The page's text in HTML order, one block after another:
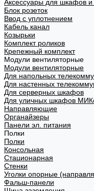
Аксессуары для шкафов и
Блок розеток
Ввод с уплотнением
Кабель канал
Козырьки
Комплект роликов
Крепежный комплект
Модули вентиляторные
Модули вентиляторные
Для напольных
Для настенных
Для серверных шкафов
Для уличных шкафов
Направляющие
Органайзеры
Панели эл. питания
Полки
Полки
Консольная
Стационарная
Стенки
Уголки опорные
Фальш-панели